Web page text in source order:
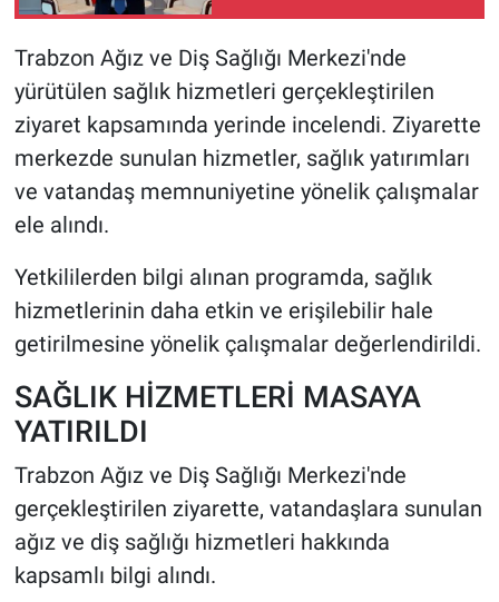
Trabzon Ağız ve Diş Sağlığı Merkezi'nde
yürütülen sağlık hizmetleri gerçekleştirilen
ziyaret kapsamında yerinde incelendi. Ziyarette
merkezde sunulan hizmetler, sağlık yatırımları
ve vatandaş memnuniyetine yönelik çalışmalar
ele alındı.
Yetkililerden bilgi alınan programda, sağlık
hizmetlerinin daha etkin ve erişilebilir hale
getirilmesine yönelik çalışmalar değerlendirildi.
SAĞLIK HİZMETLERİ MASAYA
YATIRILDI
Trabzon Ağız ve Diş Sağlığı Merkezi'nde
gerçekleştirilen ziyarette, vatandaşlara sunulan
ağız ve diş sağlığı hizmetleri hakkında
kapsamlı bilgi alındı.
SPOR
MAGAZİN
Bilim, Teknoloji